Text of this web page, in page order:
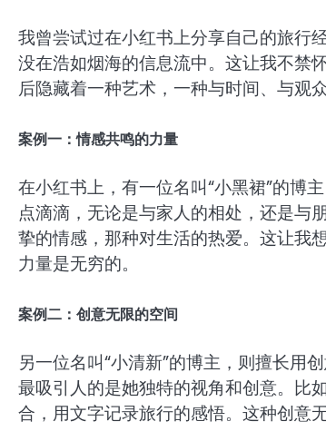
我曾尝试过在小红书上分享自己的旅行
没在浩如烟海的信息流中。这让我不禁
后隐藏着一种艺术，一种与时间、与观
案例一：情感共鸣的力量
在小红书上，有一位名叫“小黑裙”的博
点滴滴，无论是与家人的相处，还是与
挚的情感，那种对生活的热爱。这让我
力量是无穷的。
案例二：创意无限的空间
另一位名叫“小清新”的博主，则擅长用
最吸引人的是她独特的视角和创意。比
合，用文字记录旅行的感悟。这种创意